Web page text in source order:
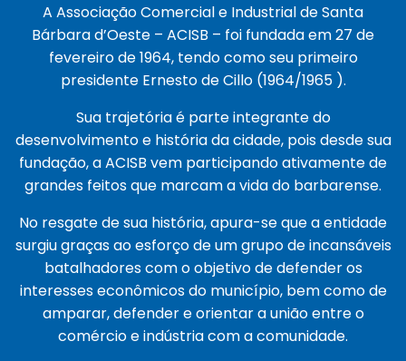
A Associação Comercial e Industrial de Santa
Bárbara d’Oeste – ACISB – foi fundada em 27 de
fevereiro de 1964, tendo como seu primeiro
presidente Ernesto de Cillo (1964/1965 ).
Sua trajetória é parte integrante do
desenvolvimento e história da cidade, pois desde sua
fundação, a ACISB vem participando ativamente de
grandes feitos que marcam a vida do barbarense.
No resgate de sua história, apura-se que a entidade
surgiu graças ao esforço de um grupo de incansáveis
batalhadores com o objetivo de defender os
interesses econômicos do município, bem como de
amparar, defender e orientar a união entre o
comércio e indústria com a comunidade.